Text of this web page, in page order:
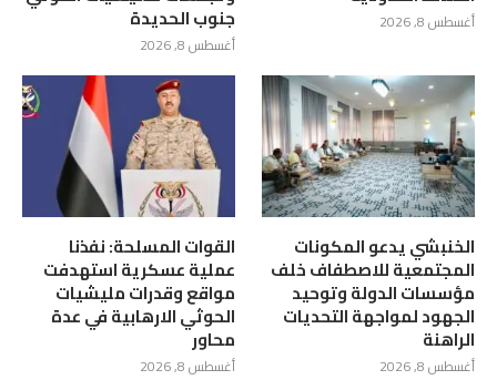
أغسطس 8, 2026 جنوب الحديدة
أغسطس 8, 2026
الخنبشي يدعو المكونات
المجتمعية للاصطفاف خلف
مؤسسات الدولة وتوحيد
الجهود لمواجهة التحديات
الراهنة
أغسطس 8, 2026
القوات المسلحة: نفذنا
عملية عسكرية استهدفت
مواقع وقدرات مليشيات
الحوثي الارهابية في عدة
محاور
أغسطس 8, 2026